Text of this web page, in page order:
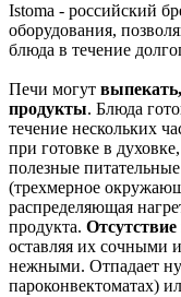
Istoma - российский
оборудования,
блюда в течение
Печи могут
продукты. Блюда
течение нескольких
при готовке в
полезные
(трехмерное
распределяющая
продукта.
оставляя их сочными и
нежными. Отпадает
пароконвектоматах)